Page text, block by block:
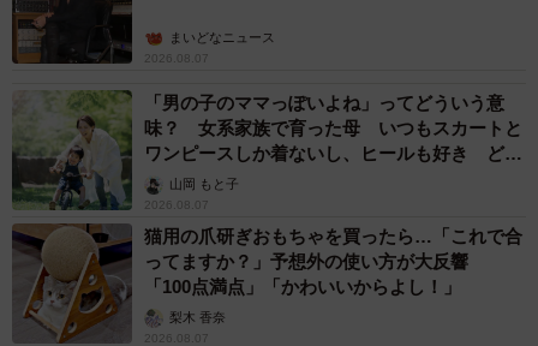
まいどなニュース
2026.08.07
「男の子のママっぽいよね」ってどういう意
味？ 女系家族で育った母 いつもスカートと
ワンピースしか着ないし、ヒールも好き どの
へんが…
山岡 もと子
2026.08.07
猫用の爪研ぎおもちゃを買ったら…「これで合
ってますか？」予想外の使い方が大反響
「100点満点」「かわいいからよし！」
梨木 香奈
2026.08.07